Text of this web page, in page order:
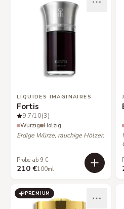
LIQUIDES IMAGINAIRES
Fortis
9.7/10(3)
Würzig Holzig
Erdige Würze, rauchige Hölzer.
Probe ab 9 €
210 €100ml
PREMIUM